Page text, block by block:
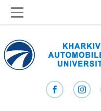
Наш телеграм